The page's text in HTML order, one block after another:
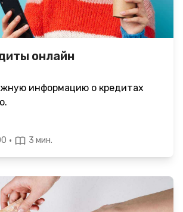
онлайн
информацию о кредитах
· 3 мин.